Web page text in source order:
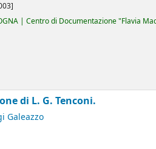
| Centro di Documentazione "Flavia
di L. G. Tenconi.
Galeazzo